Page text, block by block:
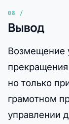
Вывод
Возмещение
но только
грамотном
управлении